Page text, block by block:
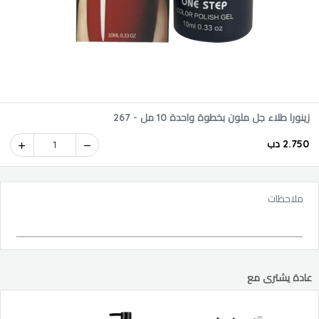
زينورا طلاء جل ملون بخطوة واحدة 10 مل - 267
2.750 دب 1
ملاحظات
عادة يشترى مع